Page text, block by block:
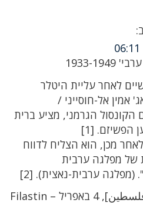
1949
לאחר עליית היטלר
אמין אל-חוסייני /
הקונסול הגרמני, מציע ברית
הפשיזם. [1]
מכן, הוא הצליח לדווח
מפלגה ערבית
(מפלגה ערבית-נאצית). [2]